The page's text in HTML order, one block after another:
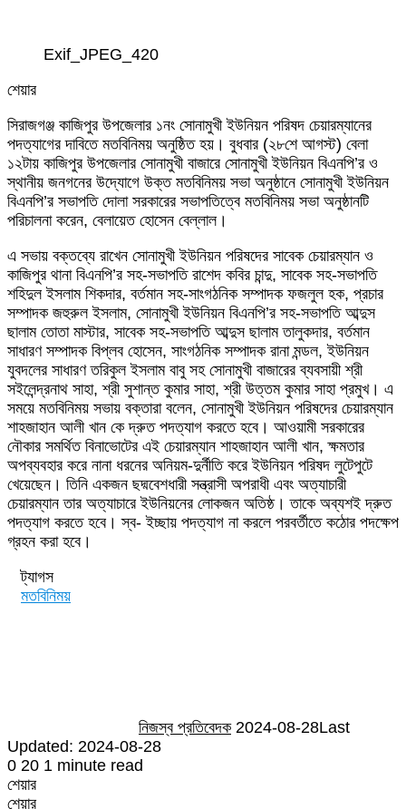
Exif_JPEG_420
শেয়ার
via
Email
সিরাজগঞ্জ কাজিপুর উপজেলার ১নং সোনামুখী ইউনিয়ন পরিষদ চেয়ারম্যানের
পদত্যাগের দাবিতে মতবিনিময় অনুষ্ঠিত হয়। বুধবার (২৮শে আগস্ট) বেলা
১২টায় কাজিপুর উপজেলার সোনামুখী বাজারে সোনামুখী ইউনিয়ন বিএনপি’র ও
স্থানীয় জনগনের উদ্যোগে উক্ত মতবিনিময় সভা অনুষ্ঠানে সোনামুখী ইউনিয়ন
বিএনপি’র সভাপতি দোলা সরকারের সভাপতিত্বে মতবিনিময় সভা অনুষ্ঠানটি
পরিচালনা করেন, বেলায়েত হোসেন বেল্লাল।
এ সভায় বক্তব্যে রাখেন সোনামুখী ইউনিয়ন পরিষদের সাবেক চেয়ারম্যান ও
কাজিপুর থানা বিএনপি’র সহ-সভাপতি রাশেদ কবির চান্দু, সাবেক সহ-সভাপতি
শহিদুল ইসলাম শিকদার, বর্তমান সহ-সাংগঠনিক সম্পাদক ফজলুল হক, প্রচার
সম্পাদক জহুরুল ইসলাম, সোনামুখী ইউনিয়ন বিএনপি’র সহ-সভাপতি আব্দুস
ছালাম তোতা মাস্টার, সাবেক সহ-সভাপতি আব্দুস ছালাম তালুকদার, বর্তমান
সাধারণ সম্পাদক বিপ্লব হোসেন, সাংগঠনিক সম্পাদক রানা মন্ডল, ইউনিয়ন
যুবদলের সাধারণ তরিকুল ইসলাম বাবু সহ সোনামুখী বাজারের ব্যবসায়ী শ্রী
সইলেন্দ্রনাথ সাহা, শ্রী সুশান্ত কুমার সাহা, শ্রী উত্তম কুমার সাহা প্রমুখ। এ
সময়ে মতবিনিময় সভায় বক্তারা বলেন, সোনামুখী ইউনিয়ন পরিষদের চেয়ারম্যান
শাহজাহান আলী খান কে দ্রুত পদত্যাগ করতে হবে। আওয়ামী সরকারের
নৌকার সমর্থিত বিনাভোটের এই চেয়ারম্যান শাহজাহান আলী খান, ক্ষমতার
অপব্যবহার করে নানা ধরনের অনিয়ম-দুর্নীতি করে ইউনিয়ন পরিষদ লুটেপুটে
খেয়েছেন। তিনি একজন ছদ্মবেশধারী সন্ত্রাসী অপরাধী এবং অত্যাচারী
চেয়ারম্যান তার অত্যাচারে ইউনিয়নের লোকজন অতিষ্ঠ। তাকে অব্যশই দ্রুত
পদত্যাগ করতে হবে। স্ব- ইচ্ছায় পদত্যাগ না করলে পরবর্তীতে কঠোর পদক্ষেপ
গ্রহন করা হবে।
ট্যাগস
মতবিনিময়
নিজস্ব প্রতিবেদক 2024-08-28Last
Updated: 2024-08-28
0 20 1 minute read
শেয়ার
Facebook
Twitter
LinkedIn
Skype
Messenger
Messenger
WhatsApp
Telegram
Share
প্রিন্ট
শেয়ার